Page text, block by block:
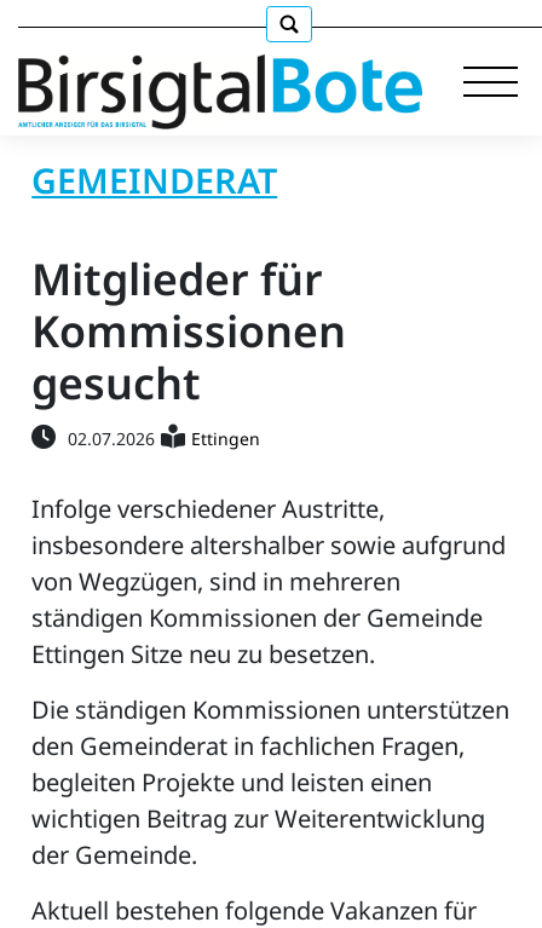
E-
Paper
GEMEINDERAT
Mitglieder für
Kommissionen
gesucht
02.07.2026 Ettingen
Infolge verschiedener Austritte,
insbesondere altershalber sowie aufgrund
von Wegzügen, sind in mehreren
ständigen Kommissionen der Gemeinde
Ettingen Sitze neu zu besetzen.
Die ständigen Kommissionen unterstützen
den Gemeinderat in fachlichen Fragen,
begleiten Projekte und leisten einen
wichtigen Beitrag zur Weiterentwicklung
der Gemeinde.
Aktuell bestehen folgende Vakanzen für